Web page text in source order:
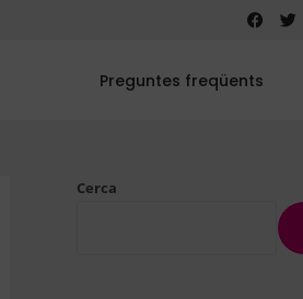
Preguntes freqüents
Cerca